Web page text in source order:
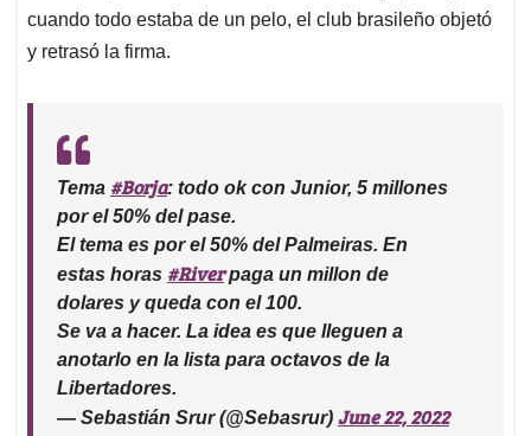
cuando todo estaba de un pelo, el club brasileño objetó
y retrasó la firma.
Tema #Borja: todo ok con Junior, 5 millones
por el 50% del pase.
El tema es por el 50% del Palmeiras. En
estas horas #Riverpaga un millon de
dolares y queda con el 100.
Se va a hacer. La idea es que lleguen a
anotarlo en la lista para octavos de la
Libertadores.
— Sebastián Srur (@Sebasrur) June 22, 2022